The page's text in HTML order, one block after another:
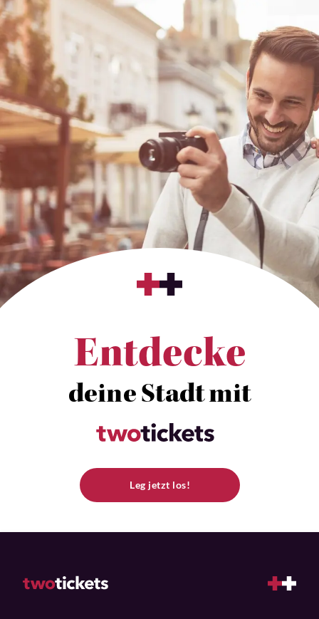
Entdecke
deine Stadt mit
Leg jetzt los!